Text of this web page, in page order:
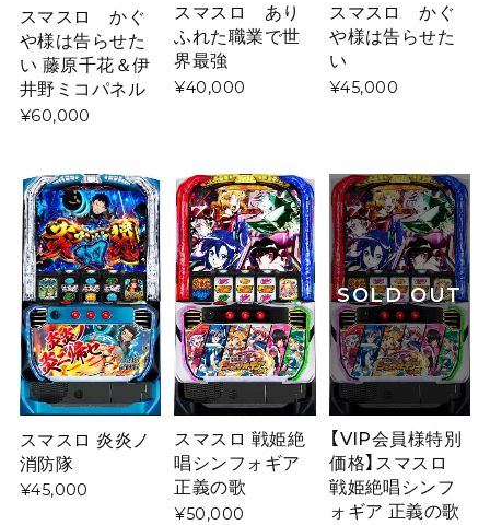
スマスロ かぐ
や様は告らせた
い 藤原千花＆伊
井野ミコパネル
¥60,000
スマスロ あり
ふれた職業で世
界最強
¥40,000
スマスロ かぐ
や様は告らせた
い
¥45,000
スマスロ 炎炎ノ
消防隊
¥45,000
スマスロ 戦姫絶
唱シンフォギア
正義の歌
¥50,000
SOLD OUT
【VIP会員様特別
価格】スマスロ
戦姫絶唱シンフ
ォギア 正義の歌